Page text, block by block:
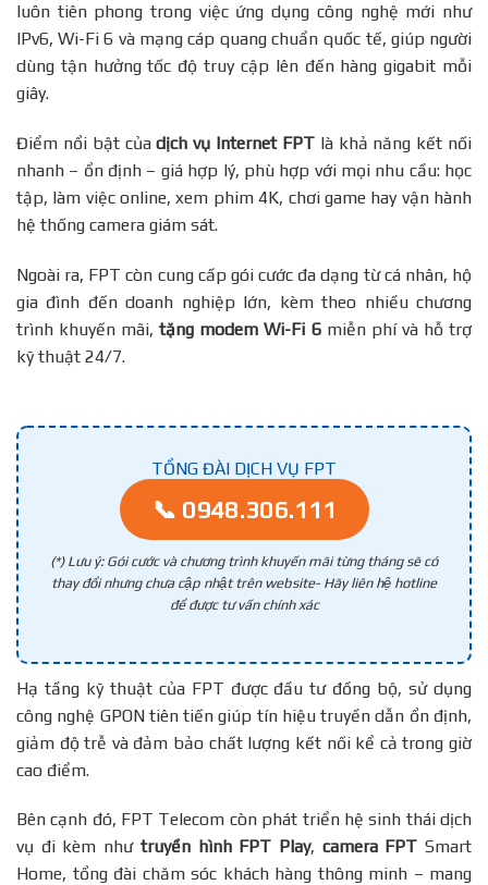
luôn tiên phong trong việc ứng dụng công nghệ mới như
IPv6, Wi-Fi 6 và mạng cáp quang chuẩn quốc tế, giúp người
dùng tận hưởng tốc độ truy cập lên đến hàng gigabit mỗi
giây.
Điểm nổi bật củadịch vụ Internet FPTlà khả năng kết nối
nhanh – ổn định – giá hợp lý, phù hợp với mọi nhu cầu: học
tập, làm việc online, xem phim 4K, chơi game hay vận hành
hệ thống camera giám sát.
Ngoài ra, FPT còn cung cấp gói cước đa dạng từ cá nhân, hộ
gia đình đến doanh nghiệp lớn, kèm theo nhiều chương
trình khuyến mãi, tặng modem Wi-Fi 6miễn phí và hỗ trợ
kỹ thuật 24/7.
TỔNG ĐÀI DỊCH VỤ FPT
📞 0948.306.111
(*) Lưu ý: Gói cước và chương trình khuyến mãi từng tháng sẽ có
thay đổi nhưng chưa cập nhật trên website- Hãy liên hệ hotline
để được tư vấn chính xác
Hạ tầng kỹ thuật của FPT được đầu tư đồng bộ, sử dụng
công nghệ GPON tiên tiến giúp tín hiệu truyền dẫn ổn định,
giảm độ trễ và đảm bảo chất lượng kết nối kể cả trong giờ
cao điểm.
Bên cạnh đó, FPT Telecom còn phát triển hệ sinh thái dịch
vụ đi kèm nhưtruyền hình FPT Play, camera FPT Smart
Home, tổng đài chăm sóc khách hàng thông minh – mang